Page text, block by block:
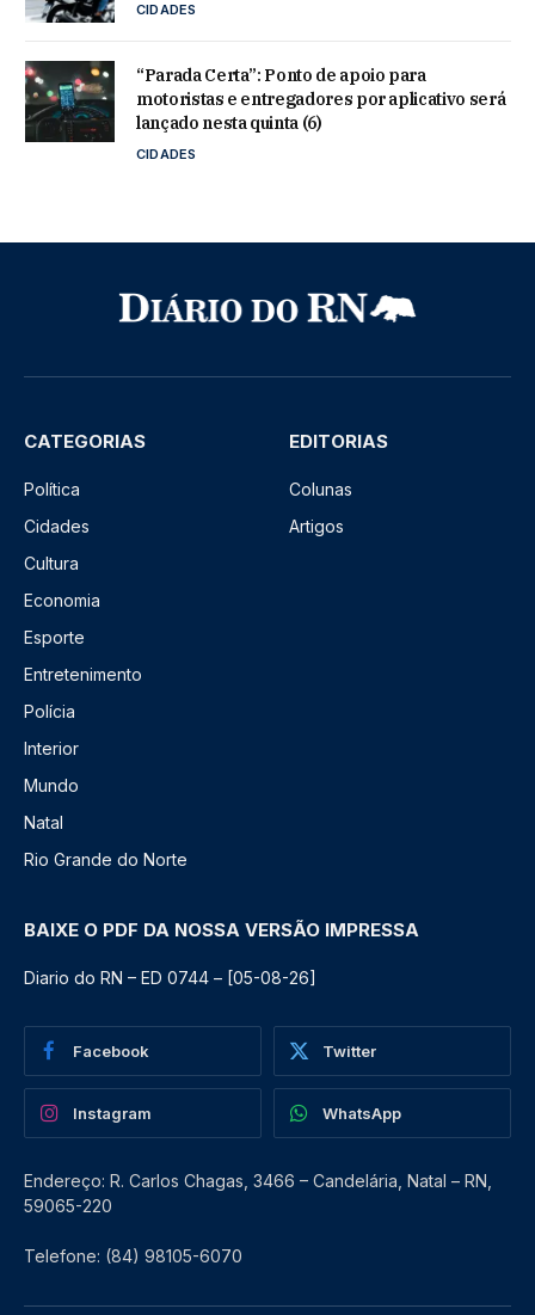
CIDADES
“Parada Certa”: Ponto de apoio para
motoristas e entregadores por aplicativo será
lançado nesta quinta (6)
CIDADES
CATEGORIAS
Política
Cidades
Cultura
Economia
Esporte
Entretenimento
Polícia
Interior
Mundo
Natal
Rio Grande do Norte
EDITORIAS
Colunas
Artigos
BAIXE O PDF DA NOSSA VERSÃO IMPRESSA
Diario do RN – ED 0744 – [05-08-26]
Facebook Twitter
Instagram WhatsApp
Endereço: R. Carlos Chagas, 3466 – Candelária, Natal – RN,
59065-220
Telefone: (84) 98105-6070